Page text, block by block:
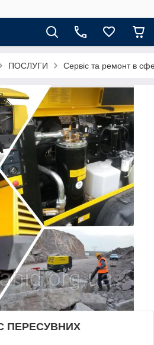
ПОСЛУГИ Сервіс та ремонт в
ПЕРЕСУВНИХ